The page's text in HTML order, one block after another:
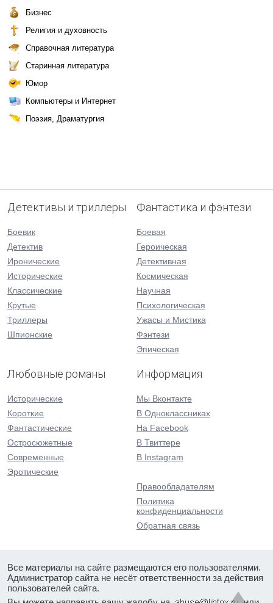
Бизнес
Религия и духовность
Справочная литература
Старинная литература
Юмор
Компьютеры и Интернет
Поэзия, Драматургия
Детективы и триллеры
Боевик
Детектив
Иронические
Исторические
Классические
Крутые
Триллеры
Шпионские
Фантастика и фэнтези
Боевая
Героическая
Детективная
Космическая
Научная
Психологическая
Ужасы и Мистика
Фэнтези
Эпическая
Любовные романы
Исторические
Короткие
Фантастические
Остросюжетные
Современные
Эротические
Информация
Мы Вконтакте
В Одноклассниках
На Facebook
В Твиттере
В Instagram
Правообладателям
Политика
конфиденциальности
Обратная связь
Все материалы на сайте размещаются его пользователями.
Администратор сайта не несёт ответственности за действия
пользователей сайта.